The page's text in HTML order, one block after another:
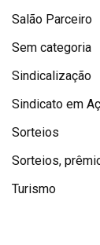
Salão Parceiro
Sem categoria
Sindicalização
Sindicato em
Sorteios
Sorteios,
Turismo